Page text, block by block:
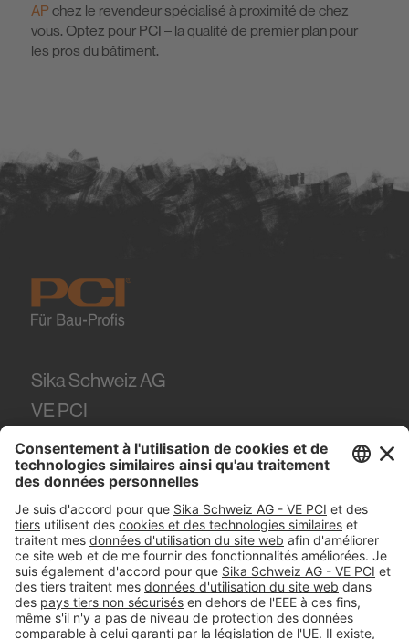
AP chez le revendeur spécialisé à proximité de chez
vous. Optez pour PCI – la qualité de premier plan pour
les pros du bâtiment.
Sika Schweiz AG
VE PCI
Tüffenwies 16
8048Zürich
Tel. +41 (58) 436 21 21
#PCI